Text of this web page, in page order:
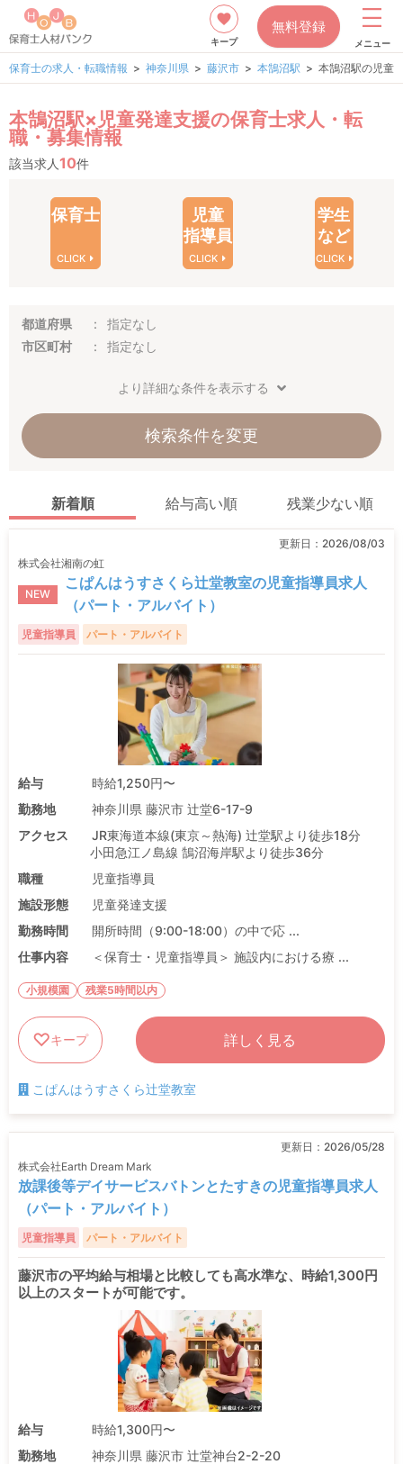
キープ
無料登録
メニュー
保育士の求人・転職情報 神奈川県 藤沢市 本鵠沼駅 本鵠沼駅の児童
本鵠沼駅×児童発達支援の保育士求人・転
職・募集情報
該当求人10件
保育士
CLICK
児童
指導員
CLICK
学生
など
CLICK
都道府県
指定なし
市区町村
指定なし
より詳細な条件を表示する
検索条件を変更
新着順 給与高い順 残業少ない順
更新日： 2026/08/03
株式会社湘南の虹
NEW
こぱんはうすさくら辻堂教室の児童指導員求人
（パート・アルバイト）
児童指導員 パート・アルバイト
給与
時給1,250円〜
勤務地
神奈川県 藤沢市 辻堂6-17-9
アクセス
JR東海道本線(東京～熱海) 辻堂駅より徒歩18分
小田急江ノ島線 鵠沼海岸駅より徒歩36分
職種
児童指導員
施設形態
児童発達支援
勤務時間
開所時間（9:00-18:00）の中で応 ...
仕事内容
＜保育士・児童指導員＞ 施設内における療 ...
小規模園 残業5時間以内
キープ 詳しく見る
こぱんはうすさくら辻堂教室
更新日： 2026/05/28
株式会社Earth Dream Mark
放課後等デイサービスバトンとたすきの児童指導員求人
（パート・アルバイト）
児童指導員 パート・アルバイト
藤沢市の平均給与相場と比較しても高水準な、時給1,300円
以上のスタートが可能です。
給与
時給1,300円〜
勤務地
神奈川県 藤沢市 辻堂神台2-2-20